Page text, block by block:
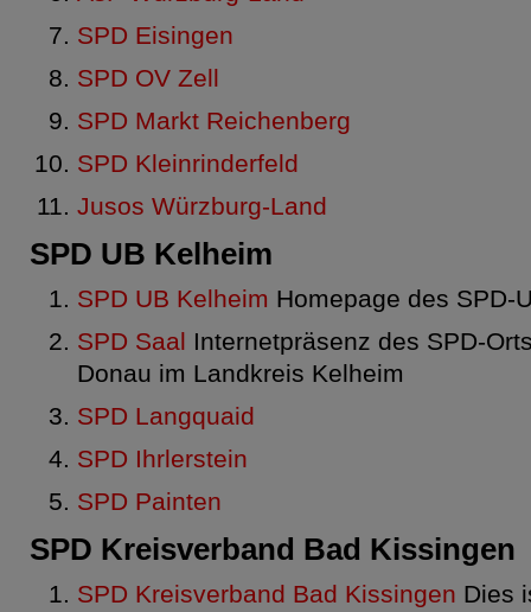
SPD Eisingen
SPD OV Zell
SPD Markt Reichenberg
SPD Kleinrinderfeld
Jusos Würzburg-Land
SPD UB Kelheim
SPD UB Kelheim Homepage des SPD-
SPD Saal Internetpräsenz des SPD-
Donau im Landkreis Kelheim
SPD Langquaid
SPD Ihrlerstein
SPD Painten
SPD Kreisverband Bad Kissingen
SPD Kreisverband Bad Kissingen Dies